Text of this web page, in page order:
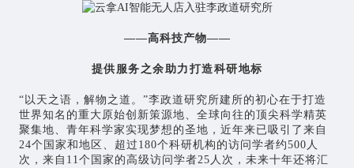
——高科技产物——
提供服务之余助力打造科研地标
“以天之语，解物之道。”李政道研究所建所的初心在于打造
世界知名的重大原始创新策源地、全球向往的顶尖科学精英
聚集地、青年科学家实现梦想的圣地，近年来已吸引了来自
24个国家和地区、超过180个科研机构的访问学者约500人
次，来自11个国家的高级访问学者25人次，未来十年还将汇